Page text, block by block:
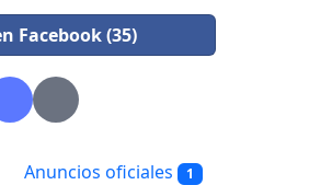
Facebook (35)
Anuncios oficiales 1